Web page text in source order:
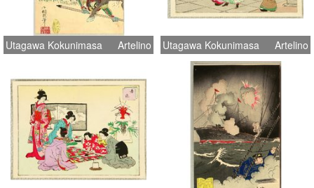
Utagawa Kokunimasa Artelino Utagawa Kokunimasa Artelino